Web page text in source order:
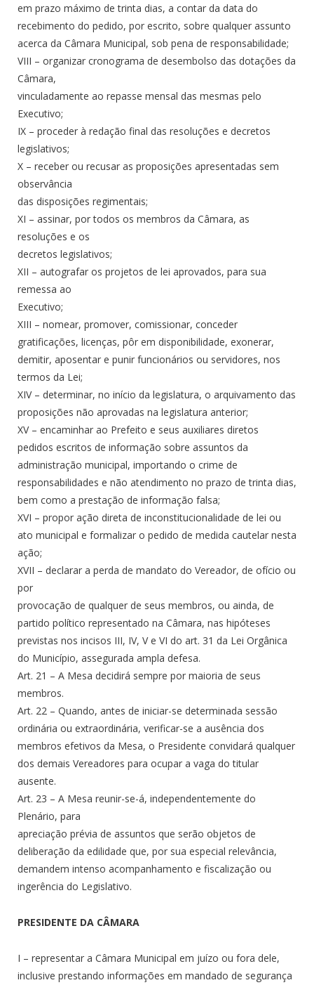
em prazo máximo de trinta dias, a contar da data do
recebimento do pedido, por escrito, sobre qualquer assunto
acerca da Câmara Municipal, sob pena de responsabilidade;
VIII – organizar cronograma de desembolso das dotações da
Câmara,
vinculadamente ao repasse mensal das mesmas pelo
Executivo;
IX – proceder à redação final das resoluções e decretos
legislativos;
X – receber ou recusar as proposições apresentadas sem
observância
das disposições regimentais;
XI – assinar, por todos os membros da Câmara, as
resoluções e os
decretos legislativos;
XII – autografar os projetos de lei aprovados, para sua
remessa ao
Executivo;
XIII – nomear, promover, comissionar, conceder
gratificações, licenças, pôr em disponibilidade, exonerar,
demitir, aposentar e punir funcionários ou servidores, nos
termos da Lei;
XIV – determinar, no início da legislatura, o arquivamento das
proposições não aprovadas na legislatura anterior;
XV – encaminhar ao Prefeito e seus auxiliares diretos
pedidos escritos de informação sobre assuntos da
administração municipal, importando o crime de
responsabilidades e não atendimento no prazo de trinta dias,
bem como a prestação de informação falsa;
XVI – propor ação direta de inconstitucionalidade de lei ou
ato municipal e formalizar o pedido de medida cautelar nesta
ação;
XVII – declarar a perda de mandato do Vereador, de ofício ou
por
provocação de qualquer de seus membros, ou ainda, de
partido político representado na Câmara, nas hipóteses
previstas nos incisos III, IV, V e VI do art. 31 da Lei Orgânica
do Município, assegurada ampla defesa.
Art. 21 – A Mesa decidirá sempre por maioria de seus
membros.
Art. 22 – Quando, antes de iniciar-se determinada sessão
ordinária ou extraordinária, verificar-se a ausência dos
membros efetivos da Mesa, o Presidente convidará qualquer
dos demais Vereadores para ocupar a vaga do titular
ausente.
Art. 23 – A Mesa reunir-se-á, independentemente do
Plenário, para
apreciação prévia de assuntos que serão objetos de
deliberação da edilidade que, por sua especial relevância,
demandem intenso acompanhamento e fiscalização ou
ingerência do Legislativo.
PRESIDENTE DA CÂMARA
I – representar a Câmara Municipal em juízo ou fora dele,
inclusive prestando informações em mandado de segurança